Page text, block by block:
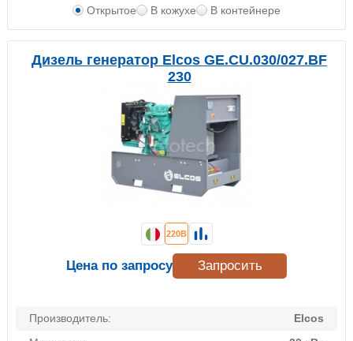
Открытое В кожухе В контейнере
Дизель генератор Elcos GE.CU.030/027.BF
230
Производитель:
Elcos
220В
Цена по запросу Запросить